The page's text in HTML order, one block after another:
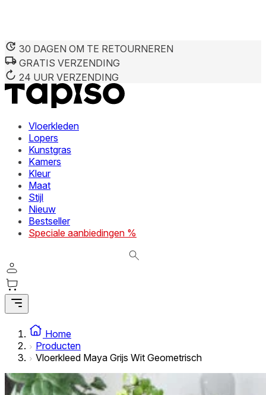
30 DAGEN OM TE RETOURNEREN
GRATIS VERZENDING
24 UUR VERZENDING
Vloerkleden
Lopers
Kunstgras
Kamers
Kleur
Maat
Stijl
Nieuw
Bestseller
Speciale aanbiedingen %
Home
Producten
Vloerkleed Maya Grijs Wit Geometrisch
We gebruiken cookies om inhoud en advertenties te
deze informatie combineren met andere gegevens die u
diensten.
Noodzakelijk
Noodzakelijke cookies zijn essentieel voor de
verandert, zoals uw voorkeurstaal of de regio waar u zich
interessant zijn voor de individuele gebruiker en
Niet-geclassificeerde cookies zijn cookies die in het